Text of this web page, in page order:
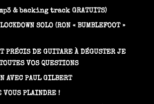
& backing track GRATUITS)
SOLO (RON « BUMBLEFOOT »
PRÉCIS DE GUITARE À DÉGUSTER JE
VOS QUESTIONS
AVEC PAUL GILBERT
VOUS PLAINDRE !